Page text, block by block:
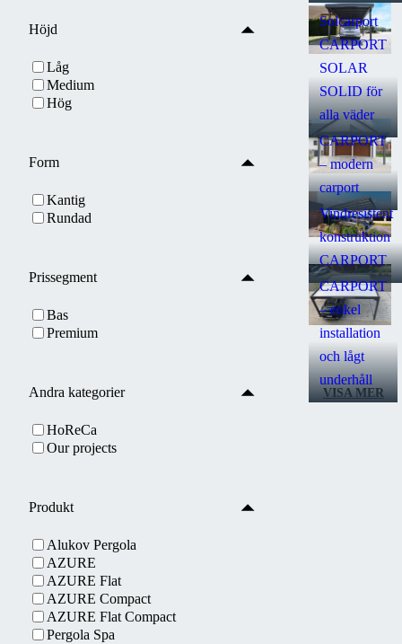
Höjd
Låg
Medium
Hög
Form
Kantig
Rundad
Prissegment
Bas
Premium
Andra kategorier
HoReCa
Our projects
Produkt
Alukov Pergola
AZURE
AZURE Flat
AZURE Compact
AZURE Flat Compact
Pergola Spa
Solcarport
CARPORT
SOLAR
SOLID för
alla väder
CARPORT
– modern
carport
Vindresistent
konstruktion
CARPORT
CARPORT
– enkel
installation
och lågt
underhåll
VISA MER